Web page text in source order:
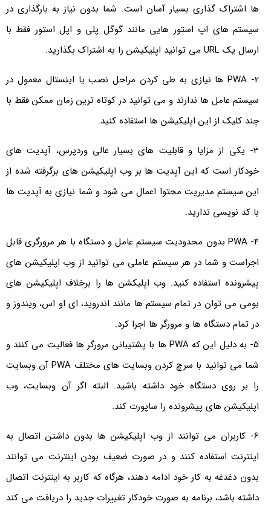
ها اشتراک گذاری بسیار آسان است. شما بدون نیاز به بارگذاری در
سیستم های اپ استور هایی مانند گوگل ‌‌پلی و اپل ‌‌استور فقط با
ارسال یک URL می توانید اپلیکیشن را به اشتراک بگذارید.
2- PWA ها نیازی به طی کردن مراحل نصب یا اینستال معمول در
سیستم عامل ها ندارند و می توانید در کوتاه ترین زمان ممکن فقط با
چند کلیک از این اپلیکیشن ها استفاده کنید.
3- یکی از مزایا و قابلیت های بسیار عالی وردپرس، آپدیت های
خودکار است که این آپدیت ها بر وب اپلیکیشن های برگرفته شده از
این سیستم مدیریت محتوا اعمال می شود و شما نیازی به آپدیت ها
با کد نویسی ندارید.
4- PWA بدون محدودیت سیستم عامل و دستگاه با هر مرورگری قابل
اجراست و شما در هر سیستم عاملی می توانید از وب اپلیکیشن های
پیشرونده استفاده کنید. وب اپلیکشن ها را برخلاف اپلیکیشن های
بومی می توان در تمام سیستم ها مانند اندروید، ای او اس، ویندوز و
در تمام دستگاه ها و مرورگر ها اجرا کرد.
5- به دلیل این که PWA ها با پشتیبانی مرورگر ها فعالیت می کنند و
شما می توانید با سرچ کردن وبسایت های مختلف PWA آن وبسایت
را بر روی دستگاه خود داشته باشید. البته اگر آن وبسایت، وب
اپلیکیشن های پیشرونده را ساپورت کند.
6- کاربران می توانند از وب اپلیکیشن ها بدون داشتن اتصال به
اینترنت استفاده کنند و در صورت ضعیف بودن اینترنت می توانند
بدون دغدغه به کار خود ادامه دهند، هرگاه که کاربر به اینترنت اتصال
داشته باشد، برنامه به صورت خودکار تغییرات جدید را دریافت می کند